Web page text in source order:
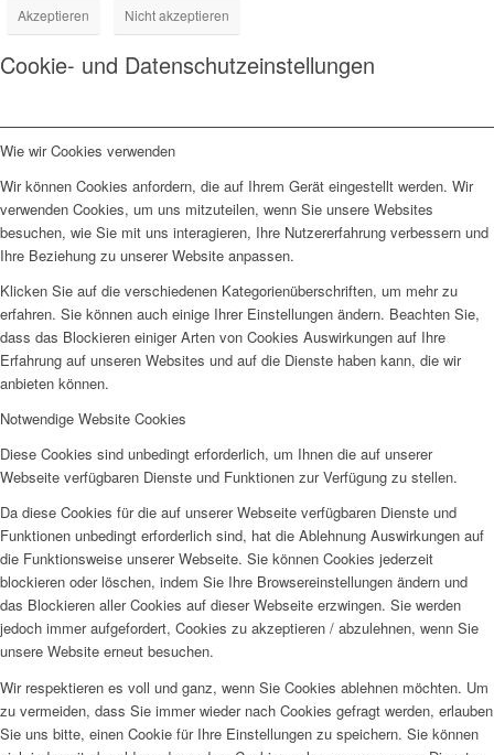
Akzeptieren Nicht akzeptieren
Cookie- und Datenschutzeinstellungen
Wie wir Cookies verwenden
Wir können Cookies anfordern, die auf Ihrem Gerät eingestellt werden. Wir
verwenden Cookies, um uns mitzuteilen, wenn Sie unsere Websites
besuchen, wie Sie mit uns interagieren, Ihre Nutzererfahrung verbessern und
Ihre Beziehung zu unserer Website anpassen.
Klicken Sie auf die verschiedenen Kategorienüberschriften, um mehr zu
erfahren. Sie können auch einige Ihrer Einstellungen ändern. Beachten Sie,
dass das Blockieren einiger Arten von Cookies Auswirkungen auf Ihre
Erfahrung auf unseren Websites und auf die Dienste haben kann, die wir
anbieten können.
Notwendige Website Cookies
Diese Cookies sind unbedingt erforderlich, um Ihnen die auf unserer
Webseite verfügbaren Dienste und Funktionen zur Verfügung zu stellen.
Da diese Cookies für die auf unserer Webseite verfügbaren Dienste und
Funktionen unbedingt erforderlich sind, hat die Ablehnung Auswirkungen auf
die Funktionsweise unserer Webseite. Sie können Cookies jederzeit
blockieren oder löschen, indem Sie Ihre Browsereinstellungen ändern und
das Blockieren aller Cookies auf dieser Webseite erzwingen. Sie werden
jedoch immer aufgefordert, Cookies zu akzeptieren / abzulehnen, wenn Sie
unsere Website erneut besuchen.
Wir respektieren es voll und ganz, wenn Sie Cookies ablehnen möchten. Um
zu vermeiden, dass Sie immer wieder nach Cookies gefragt werden, erlauben
Sie uns bitte, einen Cookie für Ihre Einstellungen zu speichern. Sie können